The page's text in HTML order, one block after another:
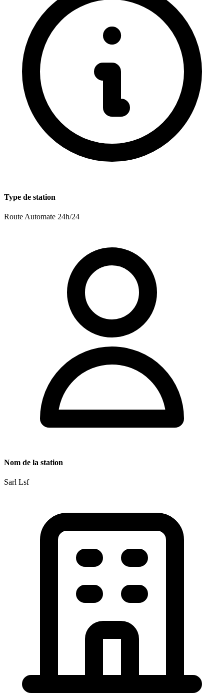
Type de station
Route Automate 24h/24
Nom de la station
Sarl Lsf